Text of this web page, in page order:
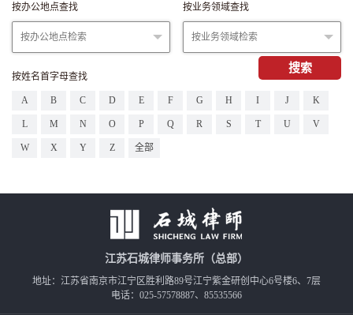
按办公地点查找 按业务领域查找
搜索
按姓名首字母查找
A B C D E F G H I J K
L M N O P Q R S T U V
W X Y Z 全部
江苏石城律师事务所（总部）
地址：江苏省南京市江宁区胜利路89号江宁紫金研创中心6号楼6、7层
电话：025-57578887、85535566